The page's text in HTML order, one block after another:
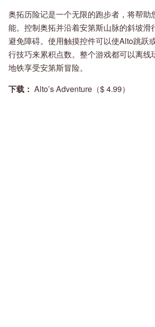
奥拓历险记是一个无限的跑步者，将帮助
能。控制奥拓并沿着安第斯山脉的斜坡滑
避免障碍。使用触摸控件可以使Alto跳跃
行技巧来累积点数。整个游戏都可以离线
地铁享受安第斯冒险。
下载： Alto’s Adventure（$ 4.99）